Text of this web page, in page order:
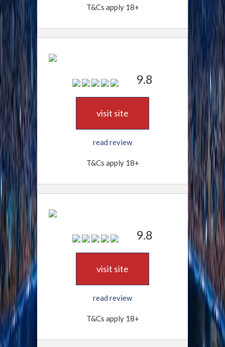
T&Cs apply 18+
9.8
visit site
read review
T&Cs apply 18+
9.8
visit site
read review
T&Cs apply 18+